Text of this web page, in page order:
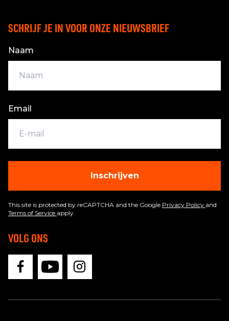
SCHRIJF JE IN VOOR ONZE NIEUWSBRIEF
Naam
Email
Inschrijven
This site is protected by reCAPTCHA and the Google Privacy Policy and
Terms of Service apply.
VOLG ONS